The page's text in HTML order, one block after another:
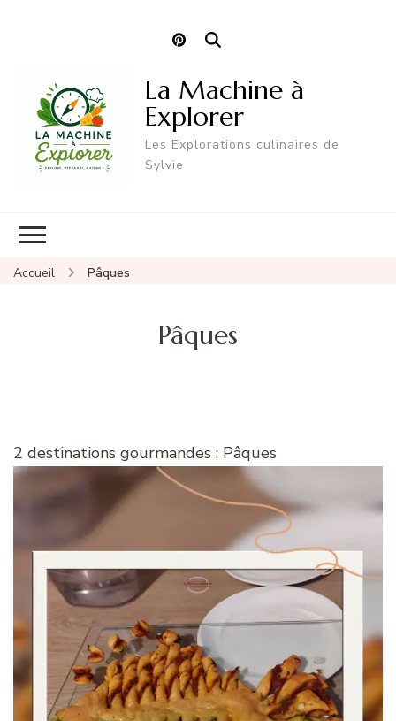
La Machine à
Explorer
Les Explorations culinaires de
Sylvie
Accueil Pâques
Pâques
2 destinations gourmandes : Pâques